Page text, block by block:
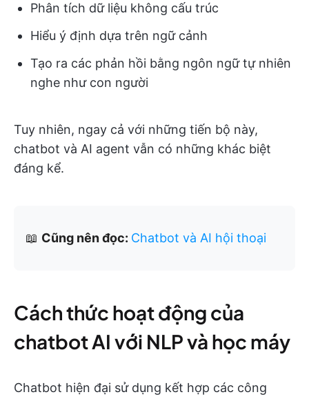
Phân tích dữ liệu không cấu trúc
Hiểu ý định dựa trên ngữ cảnh
Tạo ra các phản hồi bằng ngôn ngữ tự nhiên
nghe như con người
Tuy nhiên, ngay cả với những tiến bộ này,
chatbot và AI agent vẫn có những khác biệt
đáng kể.
📖 Cũng nên đọc: Chatbot và AI hội thoại
Cách thức hoạt động của
chatbot AI với NLP và học máy
Chatbot hiện đại sử dụng kết hợp các công